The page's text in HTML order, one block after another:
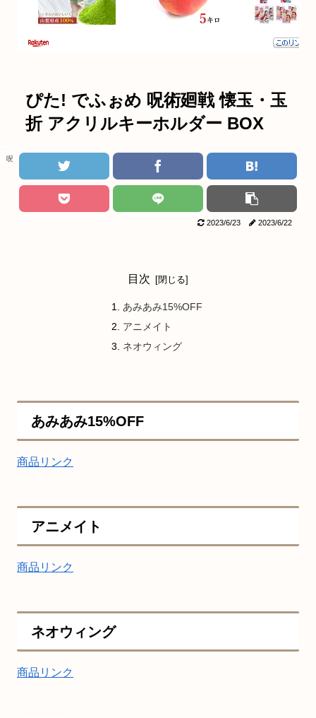
ぴた! でふぉめ 呪術廻戦 懐玉・玉
折 アクリルキーホルダー BOX
呪術廻戦
2023/6/23 2023/6/22
目次
あみあみ15%OFF
アニメイト
ネオウィング
あみあみ15%OFF
商品リンク
アニメイト
商品リンク
ネオウィング
商品リンク